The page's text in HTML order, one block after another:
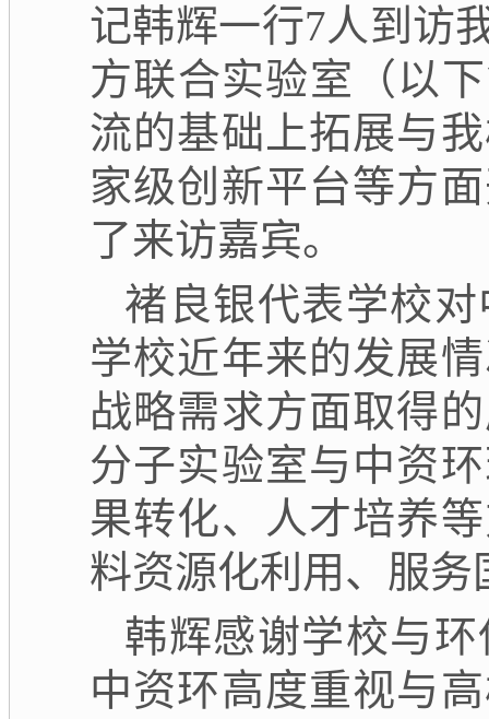
记韩辉一行7人到访
方联合实验室（以
流的基础上拓展与
家级创新平台等方
了来访嘉宾。
褚良银代表学校
学校近年来的发展
战略需求方面取得
分子实验室与中资
果转化、人才培养
料资源化利用、服
韩辉感谢学校与
中资环高度重视与